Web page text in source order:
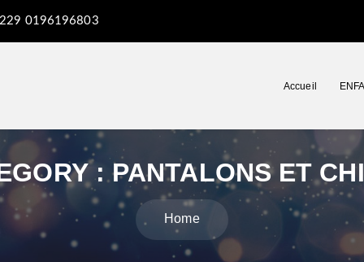
0196196803
Accueil
:PANTALONS ET
Home